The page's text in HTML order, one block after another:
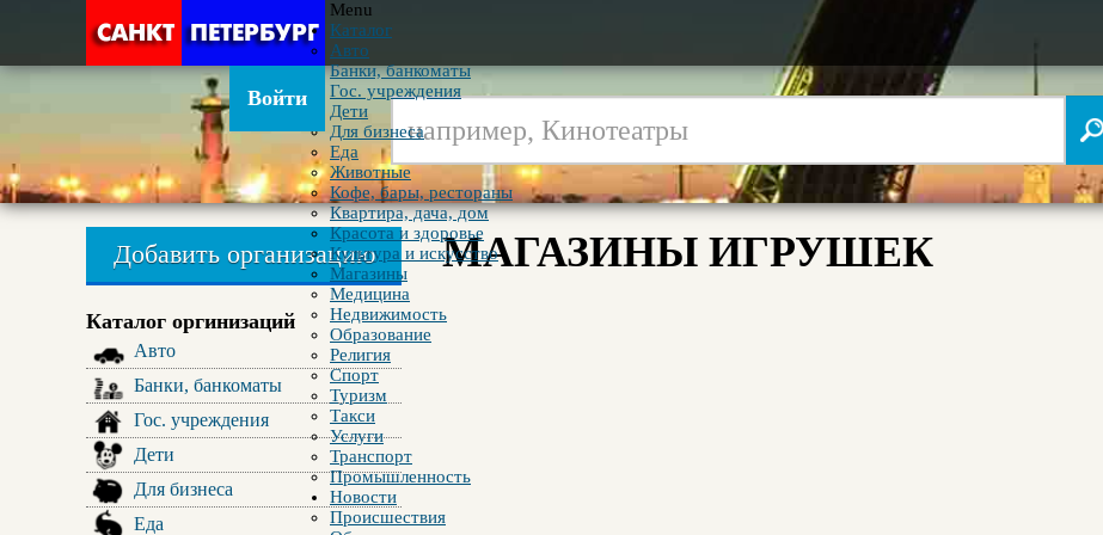
Menu
Каталог
Авто
Банки, банкоматы
Гос. учреждения
Дети
Для бизнеса
Еда
Животные
Кофе, бары, рестораны
Квартира, дача, дом
Красота и здоровье
Культура и искусство
Магазины
Медицина
Недвижимость
Образование
Религия
Спорт
Туризм
Такси
Услуги
Транспорт
Промышленность
Новости
Происшествия
Войти
Добавить организацию
Каталог оргинизаций
Авто
Банки, банкоматы
Гос. учреждения
Дети
Для бизнеса
Еда
МАГАЗИНЫ ИГРУШЕК